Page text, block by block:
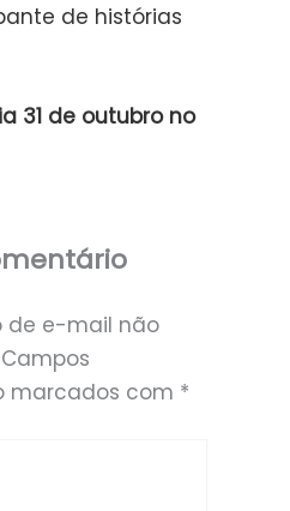
de histórias
31 de outubro no
de e-mail não
Campos
marcados com *